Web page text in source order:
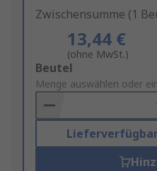
Zwischensumme (1
13,44 €
(ohne MwSt.)
Add
to
Basket
Beutel
Menge auswählen oder